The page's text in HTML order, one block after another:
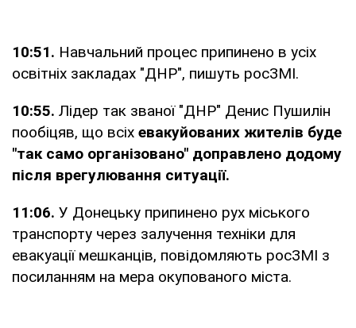
10:51. Навчальний процес припинено в усіх
освітніх закладах "ДНР", пишуть росЗМІ.
10:55. Лідер так званої "ДНР" Денис Пушилін
пообіцяв, що всіх евакуйованих жителів буде
"так само організовано" доправлено додому
після врегулювання ситуації.
11:06. У Донецьку припинено рух міського
транспорту через залучення техніки для
евакуації мешканців, повідомляють росЗМІ з
посиланням на мера окупованого міста.